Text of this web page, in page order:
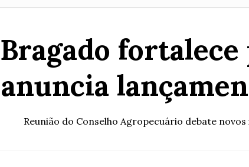
anuncia
Reunião do Conselho Agropecuário debate